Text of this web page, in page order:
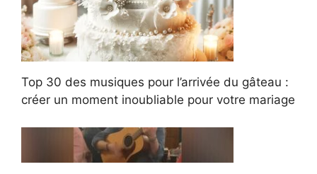
Top 30 des musiques pour l’arrivée du gâteau :
créer un moment inoubliable pour votre mariage